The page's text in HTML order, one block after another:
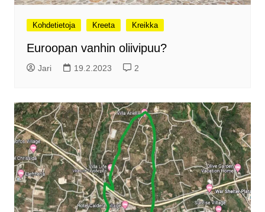
Kohdetietoja Kreeta Kreikka
Euroopan vanhin oliivipuu?
Jari 19.2.2023 2